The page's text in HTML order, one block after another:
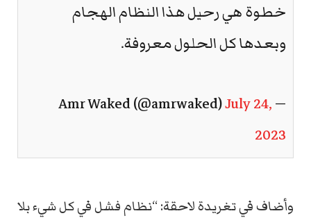
خطوة هي رحيل هذا النظام الهجام
وبعدها كل الحلول معروفة.
— Amr Waked (@amrwaked)
July 24,
2023
وأضاف في تغريدة لاحقة: “نظام فشل في كل شيء بلا